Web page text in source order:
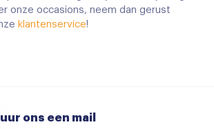
onze occasions, neem dan gerust
klantenservice!
ons een mail